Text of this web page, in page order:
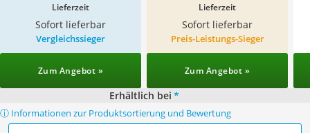
Lieferzeit
Sofort lieferbar
Lieferzeit
Sofort lieferbar
Vergleichssieger
Zum Angebot »
Preis-Leistungs-Sieger
Zum Angebot »
Erhältlich bei *
ⓘ Informationen zur Produktsortierung und Bewertung